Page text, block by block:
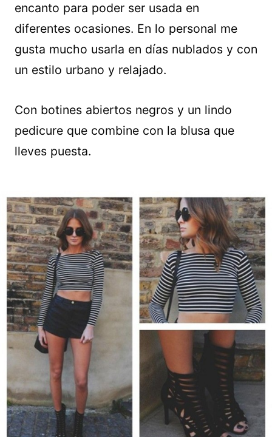
encanto para poder ser usada en
diferentes ocasiones. En lo personal me
gusta mucho usarla en días nublados y con
un estilo urbano y relajado.
Con botines abiertos negros y un lindo
pedicure que combine con la blusa que
lleves puesta.